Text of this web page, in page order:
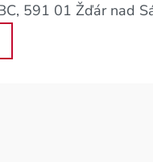
591 01 Žďár nad